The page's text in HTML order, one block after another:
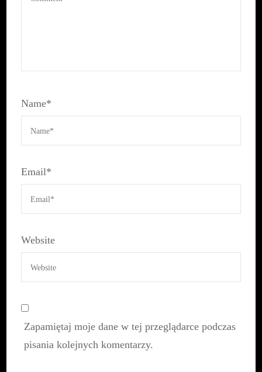
Name*
Email*
Website
Zapamiętaj moje dane w tej przeglądarce podczas
pisania kolejnych komentarzy.